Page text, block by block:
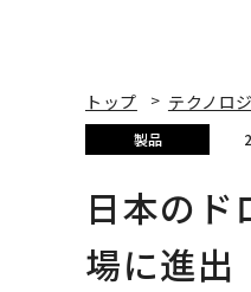
トップ テクノロ
製品
日本の
場に進出